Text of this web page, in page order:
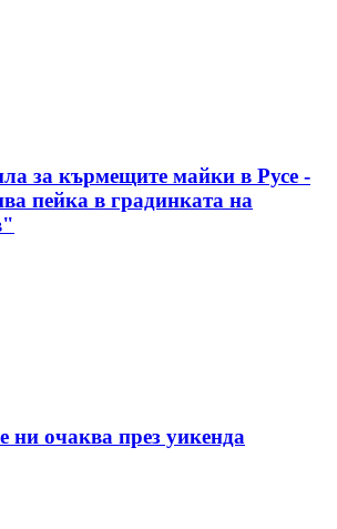
за кърмещите майки в Русе -
пейка в градинката на
ни очаква през уикенда